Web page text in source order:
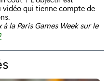
vidéo qui tienne compte de
la Paris Games Week sur le